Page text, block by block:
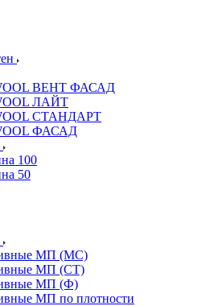
ВЕНТ ФАСАД
ЛАЙТ
СТАНДАРТ
ФАСАД
100
50
МП (МС)
МП (СТ)
МП (Ф)
МП по плотности